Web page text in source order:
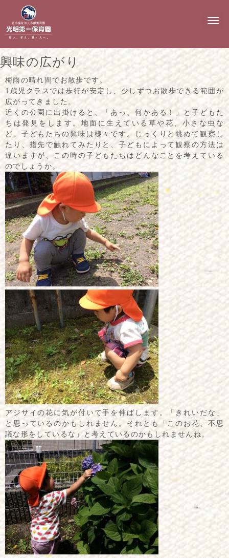
N
g
a
o
n
興味の広がり
梅雨の晴れ間でお散歩です。
1歳児クラスでは歩行が安定し、少しずつお散歩できる範囲が
広がってきました。
近くの公園に出掛けると、「あっ、何かある！」と子どもた
ちは発見をします。地面に生えている草や花、小さな虫な
ど、子どもたちの興味は様々です。じっくりと眺めて観察し
たり、指先で触れてみたりと、子どもによって観察の方法は
違いますが、この時の子どもたちはどんなことを考えている
のでしょうか。
アジサイの花に気が付いて手を伸ばします。「きれいだな」
と思っているのかもしれません。それとも「このお花、不思
議な形をしているな」と考えているのかもしれませんね。